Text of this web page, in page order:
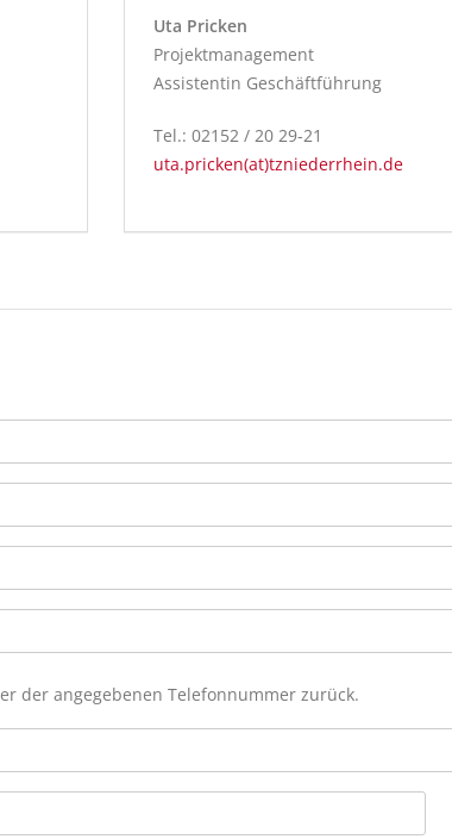
Uta Pricken
Projektmanagement
Assistentin Geschäftführung
Tel.: 02152 / 20 29-21
uta.pricken(at)tzniederrhein.de
der angegebenen Telefonnummer zurück.